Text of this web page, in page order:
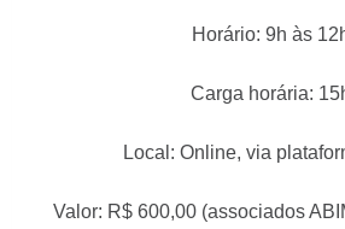
Horário: 9h às
Carga horária:
Local: Online, via
Valor: R$ 600,00 (associados